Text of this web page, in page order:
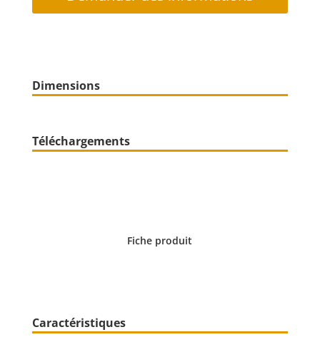
Dimensions
Téléchargements
Fiche produit
Caractéristiques